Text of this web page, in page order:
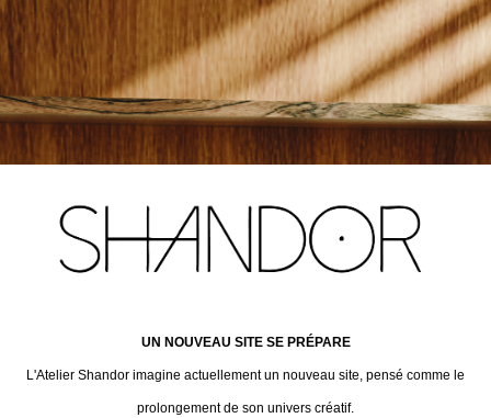
UN NOUVEAU SITE SE PRÉPARE
L'Atelier Shandor imagine actuellement un nouveau site, pensé comme le
prolongement de son univers créatif.